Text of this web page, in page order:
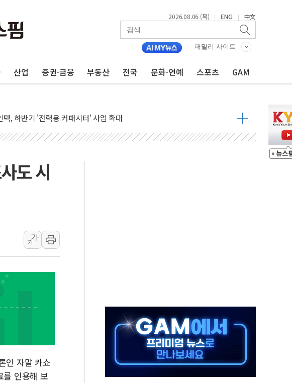
2026.08.06 (목) | ENG | 中文
패밀리 사이트
산업 증권·금융 부동산 전국 문화·연예 스포츠 GAM
] "입주민 갑질 아니다"…원주 A아파트 '입주민 3인방' 정면 반박
우주선 달 착륙지 선정 밑그림, 중국 全月 1대 5백만 지질도 완성
백 정관영 대표, 자사주 추가 매입
리테일, 2분기 영업익 849억원…전년 比 22.3%↑
코, 희귀가스 사업 항공우주·방산으로 넓힌다
생명과학, '코로나19 DNA 백신 플랫폼' 美 특허 확보
크, AI 서비스 가격 대대적 인상 계획...업계 파장 예고
레시웨이, 2분기 영업익 14.2% 감소…"온라인 사업으로 성장"
시 입주업종 확대…'현대 테라타워 구리갈매' 공급
점식 "사관학교 통합 정치 프레임에 졸속 추진…'잼데믹' 안보까지 몰고 와"
혁 "李대통령 재판 재개해야 여론조사 51.9%…그것이 국민의 뜻"
키타에 일본 최대 규모의 AI 데이터센터 건설 추진
] 李대통령 "취약계층 안부에 AI 활용…이주노동자 폭염 방치, 국격 훼손"
도 시
가
가
인 자말 카쇼
를 인용해 보